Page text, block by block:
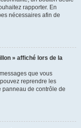
rapporter. En
nécessaires afin de
» affiché lors de la
que vous
reprendre les
de contrôle de